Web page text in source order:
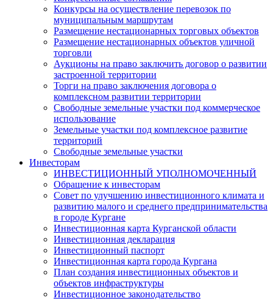
Конкурсы на осуществление перевозок по
муниципальным маршрутам
Размещение нестационарных торговых объектов
Размещение нестационарных объектов уличной
торговли
Аукционы на право заключить договор о развитии
застроенной территории
Торги на право заключения договора о
комплексном развитии территории
Свободные земельные участки под коммерческое
использование
Земельные участки под комплексное развитие
территорий
Свободные земельные участки
Инвесторам
ИНВЕСТИЦИОННЫЙ УПОЛНОМОЧЕННЫЙ
Обращение к инвесторам
Совет по улучшению инвестиционного климата и
развитию малого и среднего предпринимательства
в городе Кургане
Инвестиционная карта Курганской области
Инвестиционная декларация
Инвестиционный паспорт
Инвестиционная карта города Кургана
План создания инвестиционных объектов и
объектов инфраструктуры
Инвестиционное законодательство